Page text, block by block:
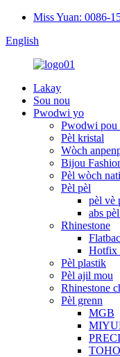
Miss Yuan: 0086-
English
Lakay
Sou nou
Pwodwi yo
Pwodwi pou
Pèl kristal
Wòch
Bijou
Pèl wòch
Pèl pèl
pèl vè
abs
Rhinestone
Hotfix
Pèl plastik
Pèl ajil mou
Rhinestone
Pèl grenn
MGB
TOHO